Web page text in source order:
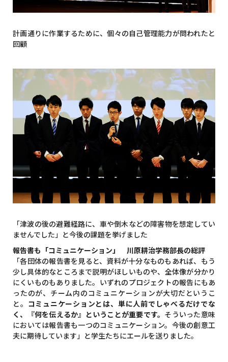
計画通りに作業するために、個々の自己管理能力が問われたと
回顧
「津波の後の避難経路に、車や倒木などの障害物を想定してい
ませんでした」と今後の課題を挙げました
報告書も「コミュニケーション」 川原耕治学務部長の総評
「各団体の報告書を見ると、資料が十分なものもあれば、もう
少し具体的なところまで説明がほしいものや、全体像が分かり
にくいものもありました。いずれのプロジェクトの報告にもあ
ったのが、チーム内のコミュニケーションが大切だというこ
と。 コミュニケーションとは、単に人前でしゃべるだけでな
く、『何を伝えるか』ということが重要です。 そういった意味
においては報告書も一つのコミュニケーション。今後の創意工
夫に期待しています」と学生たちにエールを送りました。